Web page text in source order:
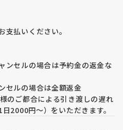
払いください。
ンセルの場合は予約金の返金な
セルの場合は全額返金
のご都合による引き渡しの遅れ
2000円～）をいただきます。